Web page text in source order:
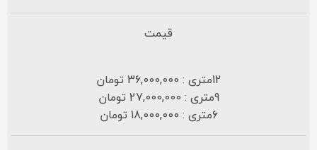
قیمت
12متری : 36,000,000 تومان
9متری : 27,000,000 تومان
6متری : 18,000,000 تومان